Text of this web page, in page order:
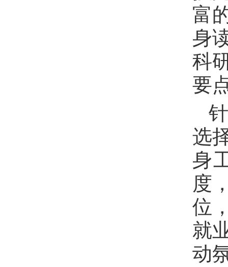
富
身
科
要
选
身
度
位
就
动